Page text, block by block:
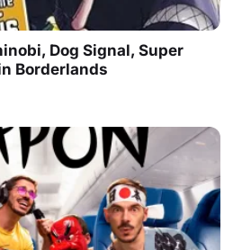
Dog Signal, Super
Borderlands